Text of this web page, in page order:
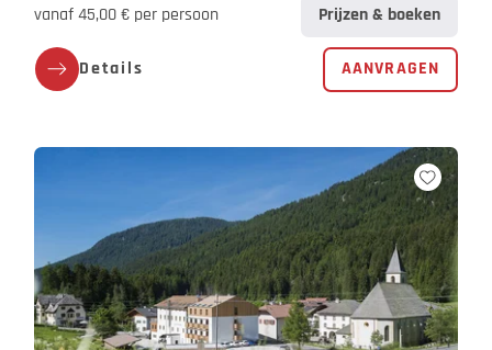
vanaf 45,00 € per persoon
Prijzen & boeken
Details AANVRAGEN